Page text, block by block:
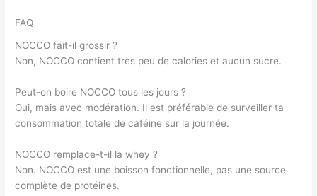
FAQ
NOCCO fait-il grossir ?
Non, NOCCO contient très peu de calories et aucun sucre.
Peut-on boire NOCCO tous les jours ?
Oui, mais avec modération. Il est préférable de surveiller ta
consommation totale de caféine sur la journée.
NOCCO remplace-t-il la whey ?
Non. NOCCO est une boisson fonctionnelle, pas une source
complète de protéines.